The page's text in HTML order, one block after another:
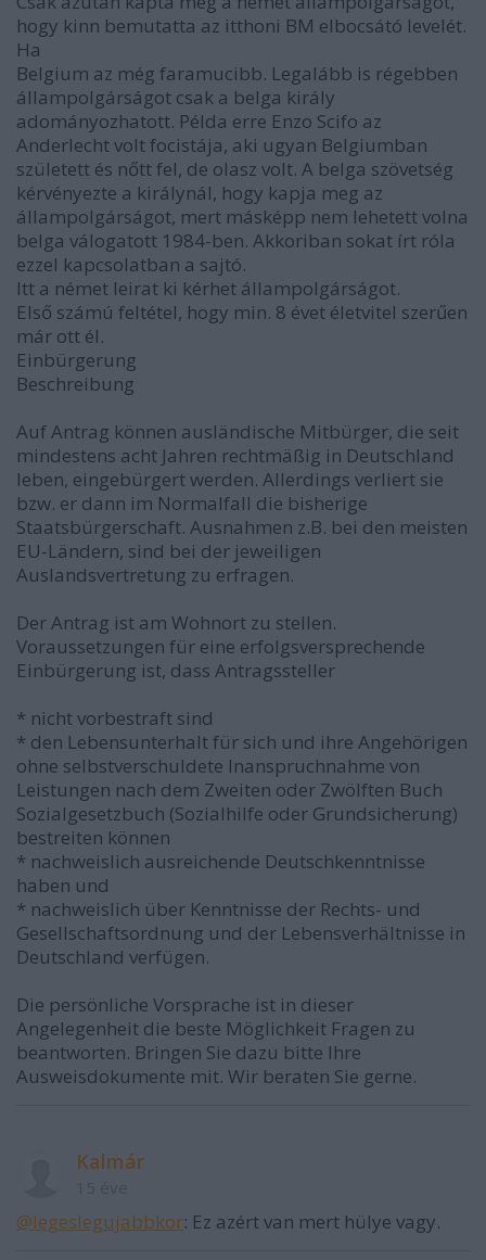
hogy kinn bemutatta az itthoni BM elbocsátó levelét.
Ha
Belgium az még faramucibb. Legalább is régebben
állampolgárságot csak a belga király
adományozhatott. Példa erre Enzo Scifo az
Anderlecht volt focistája, aki ugyan Belgiumban
született és nőtt fel, de olasz volt. A belga szövetség
kérvényezte a királynál, hogy kapja meg az
állampolgárságot, mert másképp nem lehetett volna
belga válogatott 1984-ben. Akkoriban sokat írt róla
ezzel kapcsolatban a sajtó.
Itt a német leirat ki kérhet állampolgárságot.
Első számú feltétel, hogy min. 8 évet életvitel szerűen
már ott él.
Einbürgerung
Beschreibung
Auf Antrag können ausländische Mitbürger, die seit
mindestens acht Jahren rechtmäßig in Deutschland
leben, eingebürgert werden. Allerdings verliert sie
bzw. er dann im Normalfall die bisherige
Staatsbürgerschaft. Ausnahmen z.B. bei den meisten
EU-Ländern, sind bei der jeweiligen
Auslandsvertretung zu erfragen.
Der Antrag ist am Wohnort zu stellen.
Voraussetzungen für eine erfolgsversprechende
Einbürgerung ist, dass Antragssteller
* nicht vorbestraft sind
* den Lebensunterhalt für sich und ihre Angehörigen
ohne selbstverschuldete Inanspruchnahme von
Leistungen nach dem Zweiten oder Zwölften Buch
Sozialgesetzbuch (Sozialhilfe oder Grundsicherung)
bestreiten können
* nachweislich ausreichende Deutschkenntnisse
haben und
* nachweislich über Kenntnisse der Rechts- und
Gesellschaftsordnung und der Lebensverhältnisse in
Deutschland verfügen.
Die persönliche Vorsprache ist in dieser
Angelegenheit die beste Möglichkeit Fragen zu
beantworten. Bringen Sie dazu bitte Ihre
Ausweisdokumente mit. Wir beraten Sie gerne.
Kalmár
@legeslegujabbkor: Ez azért van mert hülye vagy.